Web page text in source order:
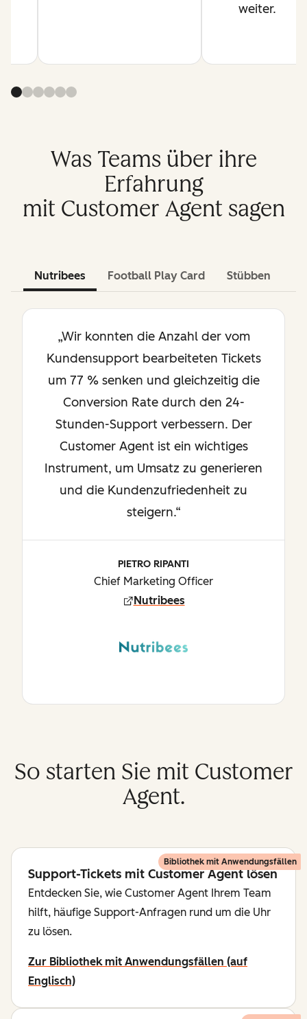
weiter.
Was Teams über ihre
Erfahrung
mit Customer Agent sagen
Nutribees Football Play Card Stübben
„Wir konnten die Anzahl der vom
Kundensupport bearbeiteten Tickets
um 77 % senken und gleichzeitig die
Conversion Rate durch den 24-
Stunden-Support verbessern. Der
Customer Agent ist ein wichtiges
Instrument, um Umsatz zu generieren
und die Kundenzufriedenheit zu
steigern.“
PIETRO RIPANTI
Chief Marketing Officer
Nutribees
So starten Sie mit Customer
Agent.
Bibliothek mit Anwendungsfällen
Support-Tickets mit Customer Agent lösen
Entdecken Sie, wie Customer Agent Ihrem Team
hilft, häufige Support-Anfragen rund um die Uhr
zu lösen.
Zur Bibliothek mit Anwendungsfällen (auf
Englisch)